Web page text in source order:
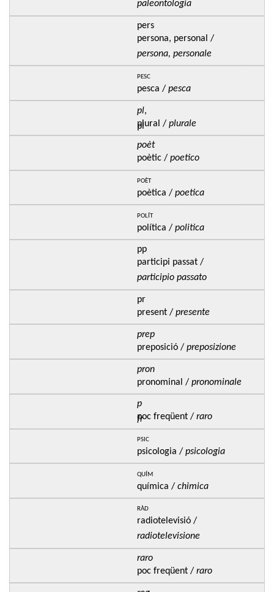
paleontologia
pers
persona, personal /
persona, personale
pesc
pesca / pesca
pl,
pl
plural / plurale
poèt
poètic / poetico
poèt
poètica / poetica
polít
política / politica
pp
participi passat /
participio passato
pr
present / presente
prep
preposició / preposizione
pron
pronominal / pronominale
p
fr
poc freqüent / raro
psic
psicologia / psicologia
quím
química / chimica
ràd
radiotelevisió /
radiotelevisione
raro
poc freqüent / raro